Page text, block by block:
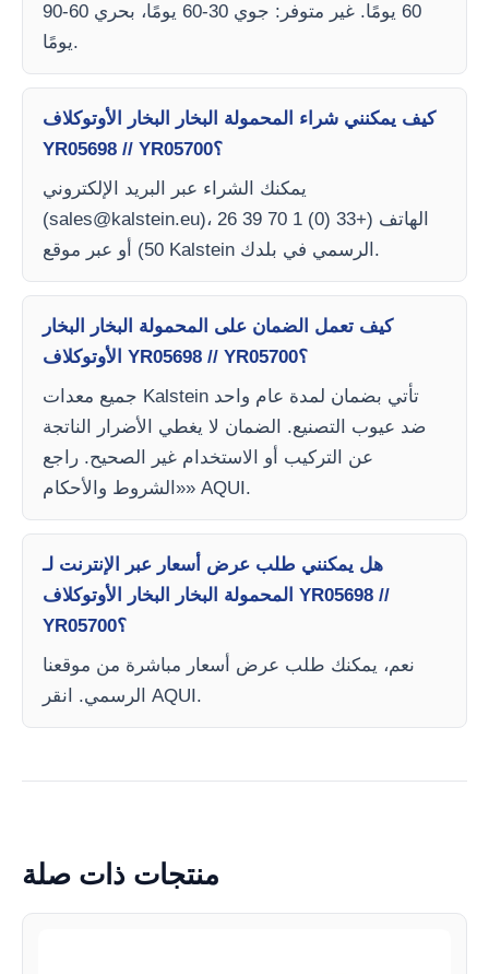
60 يومًا. غير متوفر: جوي 30-60 يومًا، بحري 60-90
يومًا.
كيف يمكنني شراء المحمولة البخار البخار الأوتوكلاف
YR05698 // YR05700؟
يمكنك الشراء عبر البريد الإلكتروني
(sales@kalstein.eu)، الهاتف (+33 (0) 1 70 39 26
50) أو عبر موقع Kalstein الرسمي في بلدك.
كيف تعمل الضمان على المحمولة البخار البخار
الأوتوكلاف YR05698 // YR05700؟
جميع معدات Kalstein تأتي بضمان لمدة عام واحد
ضد عيوب التصنيع. الضمان لا يغطي الأضرار الناتجة
عن التركيب أو الاستخدام غير الصحيح. راجع
«الشروط والأحكام» AQUI.
هل يمكنني طلب عرض أسعار عبر الإنترنت لـ
المحمولة البخار البخار الأوتوكلاف YR05698 //
YR05700؟
نعم، يمكنك طلب عرض أسعار مباشرة من موقعنا
الرسمي. انقر AQUI.
منتجات ذات صلة